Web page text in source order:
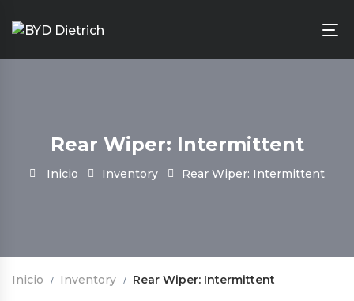
Rear Wiper: Intermittent
Inicio Inventory Rear Wiper: Intermittent
Inicio Inventory Rear Wiper: Intermittent